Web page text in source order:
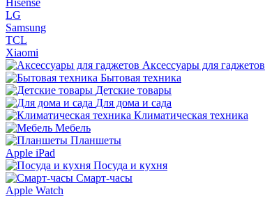
Hisense
LG
Samsung
TCL
Xiaomi
Аксессуары для гаджетов
Бытовая техника
Детские товары
Для дома и сада
Климатическая техника
Мебель
Планшеты
Apple iPad
Посуда и кухня
Смарт-часы
Apple Watch